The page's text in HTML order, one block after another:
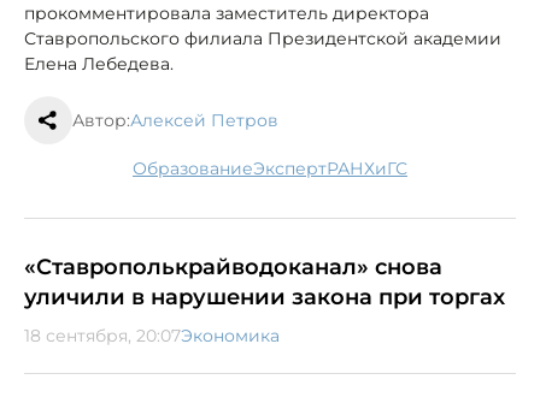
прокомментировала заместитель директора
Ставропольского филиала Президентской академии
Елена Лебедева.
Автор:Алексей Петров
образование эксперт РАНХиГС
«Ставрополькрайводоканал» снова
уличили в нарушении закона при торгах
18 сентября, 20:07Экономика